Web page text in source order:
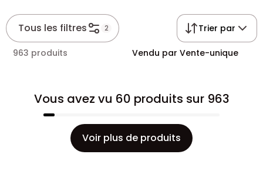
Tous les filtres 2 Trier par
963 produits Vendu par Vente-unique
Vous avez vu 60 produits sur 963
Voir plus de produits